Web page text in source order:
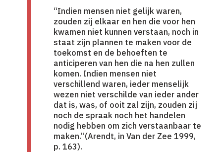
“Indien mensen niet gelijk waren,
zouden zij elkaar en hen die voor hen
kwamen niet kunnen verstaan, noch in
staat zijn plannen te maken voor de
toekomst en de behoeften te
anticiperen van hen die na hen zullen
komen. Indien mensen niet
verschillend waren, ieder menselijk
wezen niet verschilde van ieder ander
dat is, was, of ooit zal zijn, zouden zij
noch de spraak noch het handelen
nodig hebben om zich verstaanbaar te
maken.”(Arendt, in Van der Zee 1999,
p. 163).